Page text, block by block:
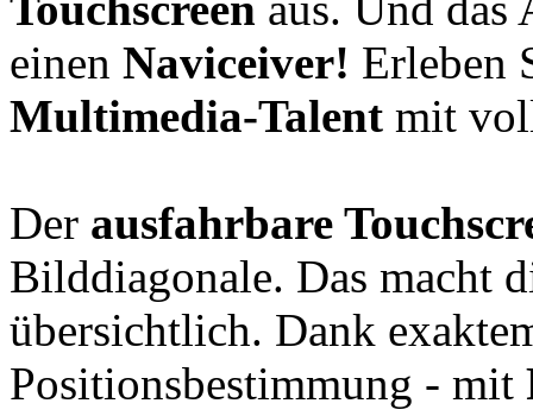
einen Naviceiver! Erleben
Multimedia-Talent mit
Der ausfahrbare
Bilddiagonale. Das macht
übersichtlich. Dank
Positionsbestimmung - mit